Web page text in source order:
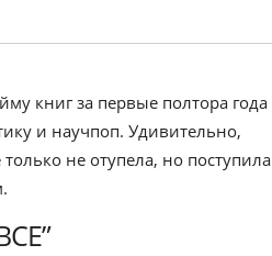
книг за первые полтора года
и научпоп. Удивительно,
не отупела, но поступила